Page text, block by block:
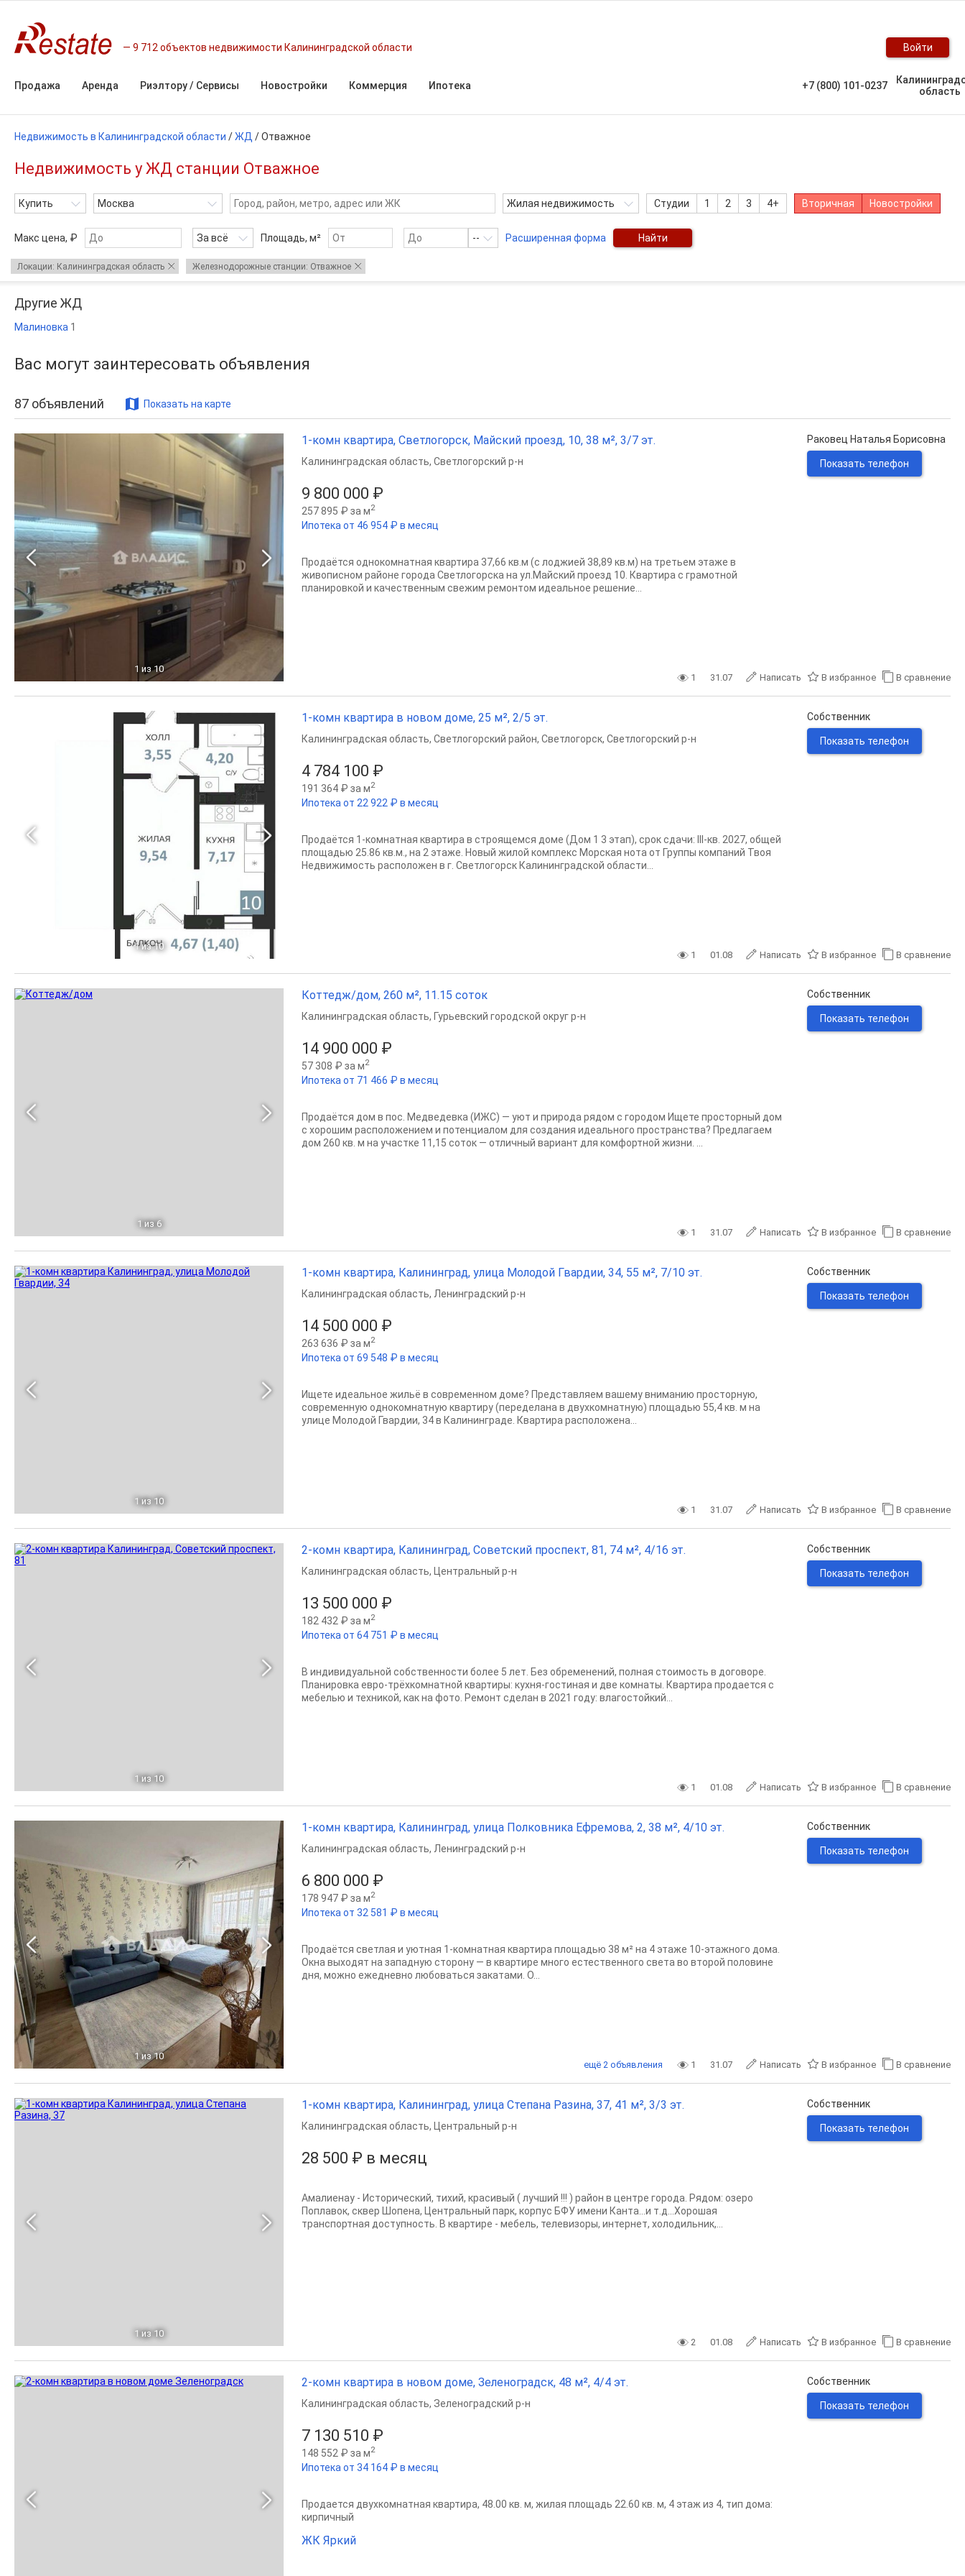
9 712 объектов недвижимости Калининградской области Войти
Продажа Аренда Риэлтору / Сервисы Новостройки Коммерция Ипотека +7 (800) 101-0237
область
Недвижимость в Калининградской области /ЖД /Отважное
Недвижимость у ЖД станции Отважное
Купить Москва Жилая недвижимость Студии 1 2 3 4+ Вторичная Новостройки
Макс цена, ₽ За всё Площадь, м² -- Расширенная форма Найти
Локации: Калининградская область Железнодорожные станции: Отважное
Другие ЖД
Малиновка 1
Вас могут заинтересовать объявления
87 объявлений Показать на карте
1 из 10
1-комн квартира, Светлогорск, Майский проезд, 10, 38 м², 3/7 эт.
9 800 000 ₽
257 895 ₽ за м2
Ипотека от 46 954 ₽ в месяц
Калининградская область, Светлогорский р-н
Продаётся однокомнатная квартира 37,66 кв.м (с лоджией 38,89 кв.м) на третьем этаже в
живописном районе города Светлогорска на ул.Майский проезд 10. Квартира с грамотной
планировкой и качественным свежим ремонтом идеальное решение...
Раковец Наталья Борисовна
Показать телефон
1 31.07 Написать В избранное В сравнение
1 из 10
1-комн квартира в новом доме, 25 м², 2/5 эт.
4 784 100 ₽
191 364 ₽ за м2
Ипотека от 22 922 ₽ в месяц
Калининградская область, Светлогорский район, Светлогорск, Светлогорский р-н
Продаётся 1-комнатная квартира в строящемся доме (Дом 1 3 этап), срок сдачи: III-кв. 2027, общей
площадью 25.86 кв.м., на 2 этаже. Новый жилой комплекс Морская нота от Группы компаний Твоя
Недвижимость расположен в г. Светлогорск Калининградской области...
Собственник
Показать телефон
1 01.08 Написать В избранное В сравнение
1 из 6
Коттедж/дом, 260 м², 11.15 соток
14 900 000 ₽
57 308 ₽ за м2
Ипотека от 71 466 ₽ в месяц
Калининградская область, Гурьевский городской округ р-н
Продаётся дом в пос. Медведевка (ИЖС) — уют и природа рядом с городом Ищете просторный дом
с хорошим расположением и потенциалом для создания идеального пространства? Предлагаем
дом 260 кв. м на участке 11,15 соток — отличный вариант для комфортной жизни. ...
Собственник
Показать телефон
1 31.07 Написать В избранное В сравнение
1 из 10
1-комн квартира, Калининград, улица Молодой Гвардии, 34, 55 м², 7/10 эт.
14 500 000 ₽
263 636 ₽ за м2
Ипотека от 69 548 ₽ в месяц
Калининградская область, Ленинградский р-н
Ищете идеальное жильё в современном доме? Представляем вашему вниманию просторную,
современную однокомнатную квартиру (переделана в двухкомнатную) площадью 55,4 кв. м на
улице Молодой Гвардии, 34 в Калининграде. Квартира расположена...
Собственник
Показать телефон
1 31.07 Написать В избранное В сравнение
1 из 10
2-комн квартира, Калининград, Советский проспект, 81, 74 м², 4/16 эт.
13 500 000 ₽
182 432 ₽ за м2
Ипотека от 64 751 ₽ в месяц
Калининградская область, Центральный р-н
В индивидуальной собственности более 5 лет. Без обременений, полная стоимость в договоре.
Планировка евро-трёхкомнатной квартиры: кухня-гостиная и две комнаты. Квартира продается с
мебелью и техникой, как на фото. Ремонт сделан в 2021 году: влагостойкий...
Собственник
Показать телефон
1 01.08 Написать В избранное В сравнение
1 из 10
1-комн квартира, Калининград, улица Полковника Ефремова, 2, 38 м², 4/10 эт.
6 800 000 ₽
178 947 ₽ за м2
Ипотека от 32 581 ₽ в месяц
Калининградская область, Ленинградский р-н
Продаётся светлая и уютная 1-комнатная квартира площадью 38 м² на 4 этаже 10-этажного дома.
Окна выходят на западную сторону — в квартире много естественного света во второй половине
дня, можно ежедневно любоваться закатами. О...
Собственник
Показать телефон
1 31.07 Написать В избранное В сравнение
ещё 2 объявления
1 из 10
1-комн квартира, Калининград, улица Степана Разина, 37, 41 м², 3/3 эт.
28 500 ₽ в месяц
Калининградская область, Центральный р-н
Амалиенау - Исторический, тихий, красивый ( лучший !!! ) район в центре города. Рядом: озеро
Поплавок, сквер Шопена, Центральный парк, корпус БФУ имени Канта...и т.д...Хорошая
транспортная доступность. В квартире - мебель, телевизоры, интернет, холодильник,...
Собственник
Показать телефон
2 01.08 Написать В избранное В сравнение
2-комн квартира в новом доме, Зеленоградск, 48 м², 4/4 эт.
7 130 510 ₽
148 552 ₽ за м2
Ипотека от 34 164 ₽ в месяц
Калининградская область, Зеленоградский р-н
Продается двухкомнатная квартира, 48.00 кв. м, жилая площадь 22.60 кв. м, 4 этаж из 4, тип дома:
кирпичный
ЖК Яркий
Собственник
Показать телефон